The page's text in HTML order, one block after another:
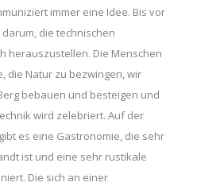
immer eine Idee. Bis vor
die technischen
herauszustellen. Die Menschen
die Natur zu bezwingen, wir
bebauen und besteigen und
wird zelebriert. Auf der
es eine Gastronomie, die sehr
ist und eine sehr rustikale
Die sich an einer